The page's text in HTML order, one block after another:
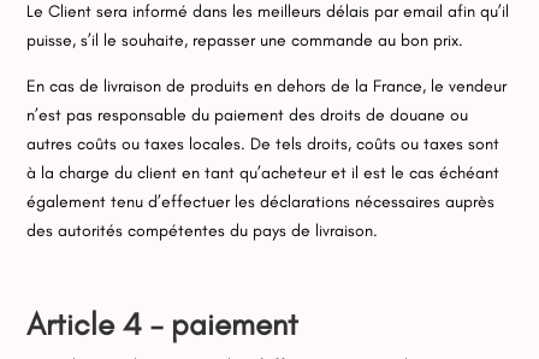
Le Client sera informé dans les meilleurs délais par email afin qu’il
puisse, s’il le souhaite, repasser une commande au bon prix.
En cas de livraison de produits en dehors de la France, le vendeur
n’est pas responsable du paiement des droits de douane ou
autres coûts ou taxes locales. De tels droits, coûts ou taxes sont
à la charge du client en tant qu’acheteur et il est le cas échéant
également tenu d’effectuer les déclarations nécessaires auprès
des autorités compétentes du pays de livraison.
Article 4 – paiement